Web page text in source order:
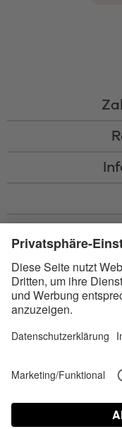
* Der Name Bluetooth und
und Eigentum der
Satisfyer